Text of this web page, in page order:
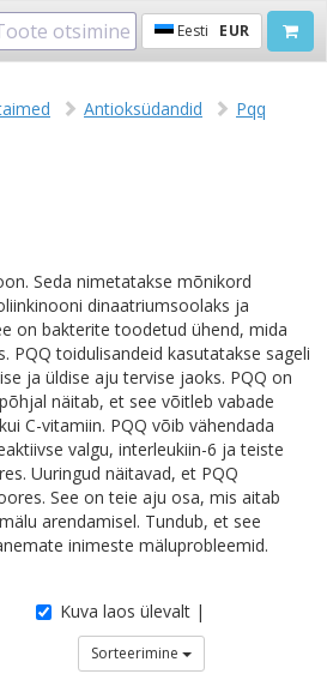
otsimine Eesti EUR
Antioksüdandid Pqq
Seda nimetatakse mõnikord
dinaatriumsoolaks ja
on bakterite toodetud ühend, mida
PQQ toidulisandeid kasutatakse sageli
ja üldise aju tervise jaoks. PQQ on
näitab, et see võitleb vabade
C-vitamiin. PQQ võib vähendada
valgu, interleukiin-6 ja teiste
Uuringud näitavad, et PQQ
See on teie aju osa, mis aitab
arendamisel. Tundub, et see
inimeste mäluprobleemid.
Kuva laos ülevalt |
Sorteerimine